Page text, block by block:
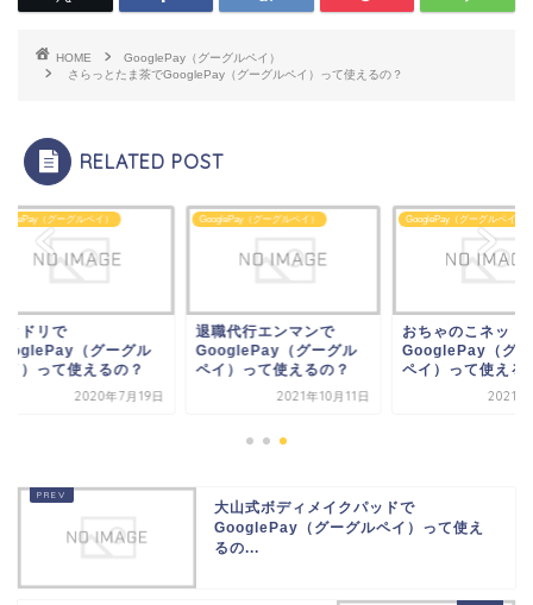
HOME
GooglePay（グーグルペイ）
さらっとたま茶でGooglePay（グーグルペイ）って使えるの？
RELATED POST
（グーグルペイ）
ドリで
（グーグル
）って使えるの？
2020年7月19日
GooglePay（グーグルペイ）
退職代行エンマンで
GooglePay（グーグル
ペイ）って使えるの？
2021年10月11日
GooglePay（グーグルペイ）
おちゃのこネットで
GooglePay（グー
ペイ）って使えるの
2021年9
大山式ボディメイクパッドで
GooglePay（グーグルペイ）って使え
るの...